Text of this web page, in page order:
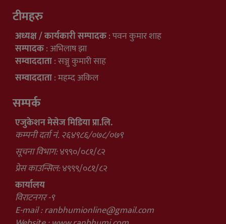
टीमहरु
अध्यक्ष / कार्यकारी सम्पादक: पवन कुमार शाह
सम्पादक: अभिलाष झा
सम्वाददाता: सञ्जु कुमारी साह
सम्वाददाता: महम्द अकिल
सम्पर्क
एजुकेशन मेसेज मिडिया प्रा.लि.
कम्पनी दर्ता नं. २६४९८६/०७८/०७९
सूचना विभाग:४९९०/०८१/८२
प्रेस काउन्सिल:४९९९/०८१/८२
कार्यालय
विराटनगर -९
E-mail :ranbhumionline@gmail.com